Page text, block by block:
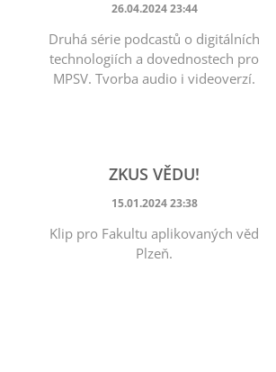
26.04.2024 23:44
Druhá série podcastů o digitálních
technologiích a dovednostech pro
MPSV. Tvorba audio i videoverzí.
ZKUS VĚDU!
15.01.2024 23:38
Klip pro Fakultu aplikovaných věd
Plzeň.